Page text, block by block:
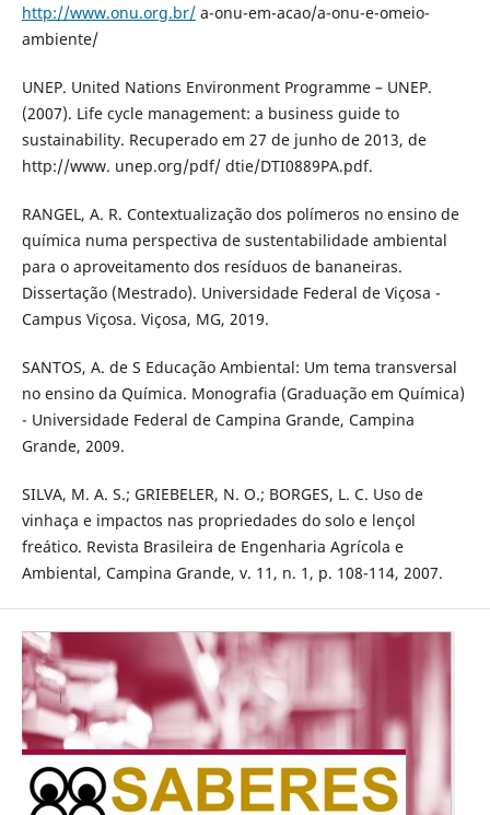
http://www.onu.org.br/a-onu-em-acao/a-onu-e-omeio-
ambiente/
UNEP. United Nations Environment Programme – UNEP.
(2007). Life cycle management: a business guide to
sustainability. Recuperado em 27 de junho de 2013, de
http://www. unep.org/pdf/ dtie/DTI0889PA.pdf.
RANGEL, A. R. Contextualização dos polímeros no ensino de
química numa perspectiva de sustentabilidade ambiental
para o aproveitamento dos resíduos de bananeiras.
Dissertação (Mestrado). Universidade Federal de Viçosa -
Campus Viçosa. Viçosa, MG, 2019.
SANTOS, A. de S Educação Ambiental: Um tema transversal
no ensino da Química. Monografia (Graduação em Química)
- Universidade Federal de Campina Grande, Campina
Grande, 2009.
SILVA, M. A. S.; GRIEBELER, N. O.; BORGES, L. C. Uso de
vinhaça e impactos nas propriedades do solo e lençol
freático. Revista Brasileira de Engenharia Agrícola e
Ambiental, Campina Grande, v. 11, n. 1, p. 108-114, 2007.